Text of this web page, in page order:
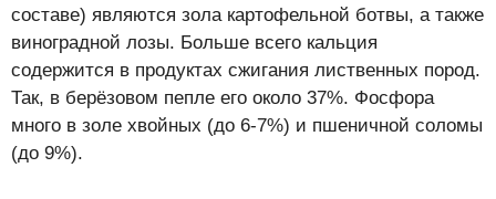
составе) являются зола картофельной ботвы, а также
виноградной лозы. Больше всего кальция
содержится в продуктах сжигания лиственных пород.
Так, в берёзовом пепле его около 37%. Фосфора
много в золе хвойных (до 6-7%) и пшеничной соломы
(до 9%).